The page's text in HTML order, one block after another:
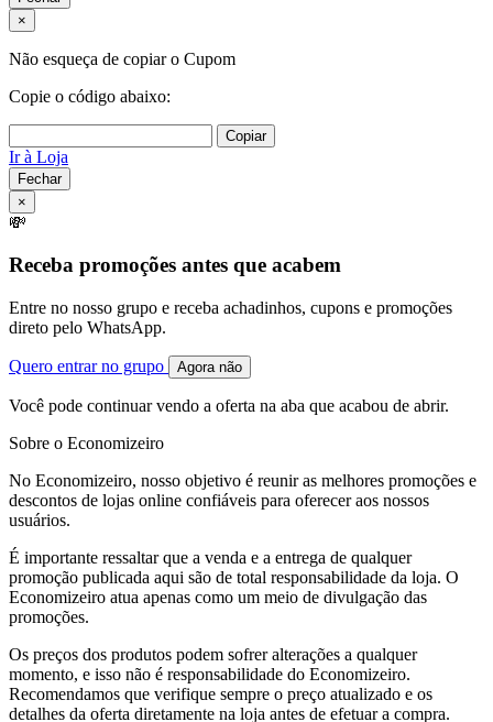
×
Não esqueça de copiar o Cupom
Copie o código abaixo:
Copiar
Ir à Loja
Fechar
×
💸
Receba promoções antes que acabem
Entre no nosso grupo e receba achadinhos, cupons e promoções
direto pelo WhatsApp.
Quero entrar no grupo Agora não
Você pode continuar vendo a oferta na aba que acabou de abrir.
Sobre o Economizeiro
No Economizeiro, nosso objetivo é reunir as melhores promoções e
descontos de lojas online confiáveis para oferecer aos nossos
usuários.
É importante ressaltar que a venda e a entrega de qualquer
promoção publicada aqui são de total responsabilidade da loja. O
Economizeiro atua apenas como um meio de divulgação das
promoções.
Os preços dos produtos podem sofrer alterações a qualquer
momento, e isso não é responsabilidade do Economizeiro.
Recomendamos que verifique sempre o preço atualizado e os
detalhes da oferta diretamente na loja antes de efetuar a compra.